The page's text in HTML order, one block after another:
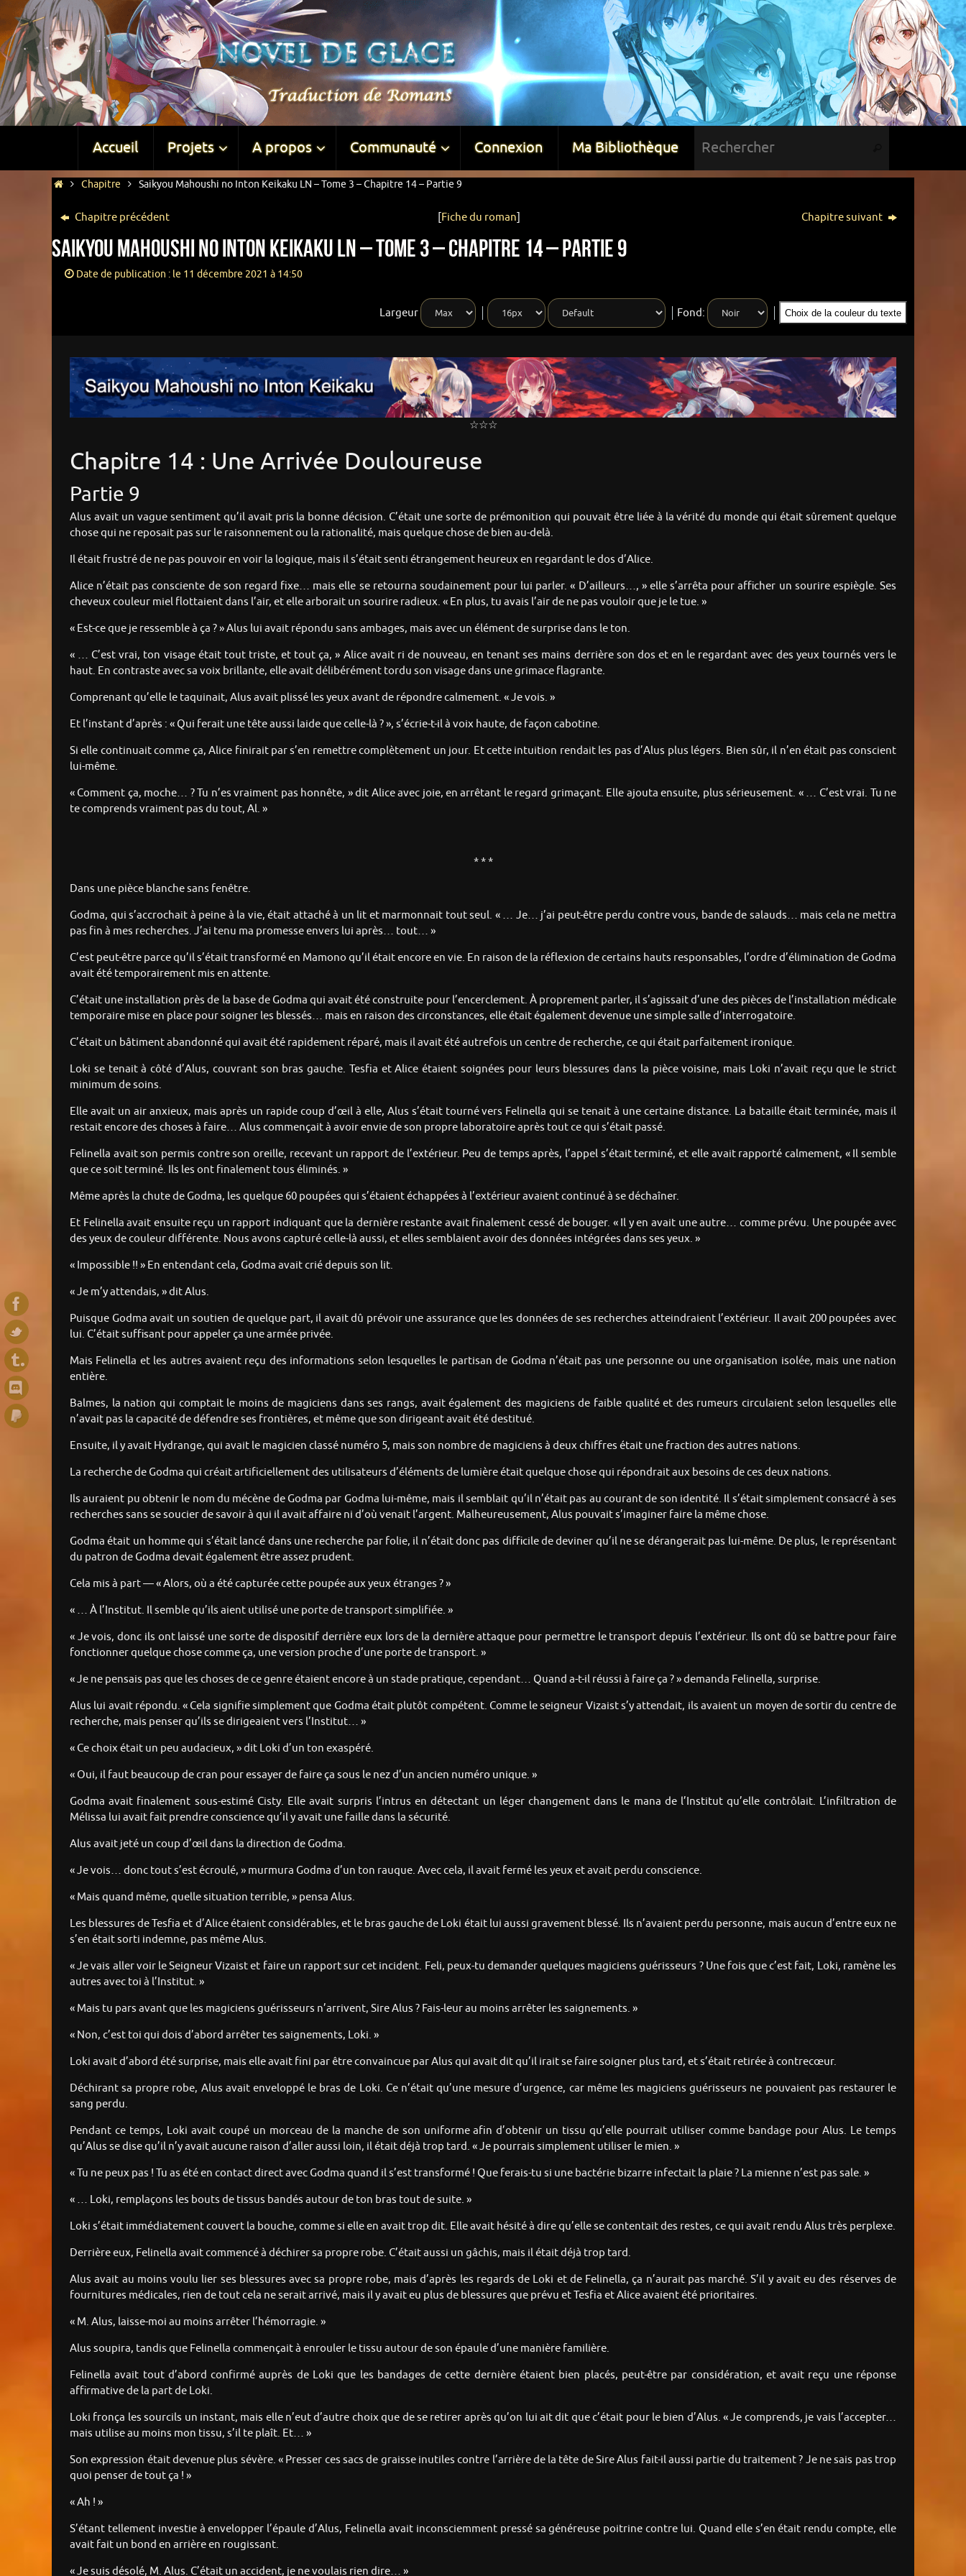
Accueil Projets A propos Communauté Connexion Ma Bibliothèque
Chapitre Saikyou Mahoushi no Inton Keikaku LN – Tome 3 – Chapitre 14 – Partie 9
Chapitre précédent [Fiche du roman] Chapitre suivant
Saikyou Mahoushi no Inton Keikaku LN – Tome 3 – Chapitre 14 – Partie 9
Date de publication : le 11 décembre 2021 à 14:50
Largeur Fond: Choix de la couleur du texte
☆☆☆
Chapitre 14 : Une Arrivée Douloureuse
Partie 9
Alus avait un vague sentiment qu’il avait pris la bonne décision. C’était une sorte de prémonition qui pouvait être liée à la vérité du monde qui était sûrement quelque
chose qui ne reposait pas sur le raisonnement ou la rationalité, mais quelque chose de bien au-delà.
Il était frustré de ne pas pouvoir en voir la logique, mais il s’était senti étrangement heureux en regardant le dos d’Alice.
Alice n’était pas consciente de son regard fixe… mais elle se retourna soudainement pour lui parler. « D’ailleurs…, » elle s’arrêta pour afficher un sourire espiègle. Ses
cheveux couleur miel flottaient dans l’air, et elle arborait un sourire radieux. « En plus, tu avais l’air de ne pas vouloir que je le tue. »
« Est-ce que je ressemble à ça ? » Alus lui avait répondu sans ambages, mais avec un élément de surprise dans le ton.
« … C’est vrai, ton visage était tout triste, et tout ça, » Alice avait ri de nouveau, en tenant ses mains derrière son dos et en le regardant avec des yeux tournés vers le
haut. En contraste avec sa voix brillante, elle avait délibérément tordu son visage dans une grimace flagrante.
Comprenant qu’elle le taquinait, Alus avait plissé les yeux avant de répondre calmement. « Je vois. »
Et l’instant d’après : « Qui ferait une tête aussi laide que celle-là ? », s’écrie-t-il à voix haute, de façon cabotine.
Si elle continuait comme ça, Alice finirait par s’en remettre complètement un jour. Et cette intuition rendait les pas d’Alus plus légers. Bien sûr, il n’en était pas conscient
lui-même.
« Comment ça, moche… ? Tu n’es vraiment pas honnête, » dit Alice avec joie, en arrêtant le regard grimaçant. Elle ajouta ensuite, plus sérieusement. « … C’est vrai. Tu ne
te comprends vraiment pas du tout, Al. »
* * *
Dans une pièce blanche sans fenêtre.
Godma, qui s’accrochait à peine à la vie, était attaché à un lit et marmonnait tout seul. « … Je… j’ai peut-être perdu contre vous, bande de salauds… mais cela ne mettra
pas fin à mes recherches. J’ai tenu ma promesse envers lui après… tout… »
C’est peut-être parce qu’il s’était transformé en Mamono qu’il était encore en vie. En raison de la réflexion de certains hauts responsables, l’ordre d’élimination de Godma
avait été temporairement mis en attente.
C’était une installation près de la base de Godma qui avait été construite pour l’encerclement. À proprement parler, il s’agissait d’une des pièces de l’installation médicale
temporaire mise en place pour soigner les blessés… mais en raison des circonstances, elle était également devenue une simple salle d’interrogatoire.
C’était un bâtiment abandonné qui avait été rapidement réparé, mais il avait été autrefois un centre de recherche, ce qui était parfaitement ironique.
Loki se tenait à côté d’Alus, couvrant son bras gauche. Tesfia et Alice étaient soignées pour leurs blessures dans la pièce voisine, mais Loki n’avait reçu que le strict
minimum de soins.
Elle avait un air anxieux, mais après un rapide coup d’œil à elle, Alus s’était tourné vers Felinella qui se tenait à une certaine distance. La bataille était terminée, mais il
restait encore des choses à faire… Alus commençait à avoir envie de son propre laboratoire après tout ce qui s’était passé.
Felinella avait son permis contre son oreille, recevant un rapport de l’extérieur. Peu de temps après, l’appel s’était terminé, et elle avait rapporté calmement, « Il semble
que ce soit terminé. Ils les ont finalement tous éliminés. »
Même après la chute de Godma, les quelque 60 poupées qui s’étaient échappées à l’extérieur avaient continué à se déchaîner.
Et Felinella avait ensuite reçu un rapport indiquant que la dernière restante avait finalement cessé de bouger. « Il y en avait une autre… comme prévu. Une poupée avec
des yeux de couleur différente. Nous avons capturé celle-là aussi, et elles semblaient avoir des données intégrées dans ses yeux. »
« Impossible !! » En entendant cela, Godma avait crié depuis son lit.
« Je m’y attendais, » dit Alus.
Puisque Godma avait un soutien de quelque part, il avait dû prévoir une assurance que les données de ses recherches atteindraient l’extérieur. Il avait 200 poupées avec
lui. C’était suffisant pour appeler ça une armée privée.
Mais Felinella et les autres avaient reçu des informations selon lesquelles le partisan de Godma n’était pas une personne ou une organisation isolée, mais une nation
entière.
Balmes, la nation qui comptait le moins de magiciens dans ses rangs, avait également des magiciens de faible qualité et des rumeurs circulaient selon lesquelles elle
n’avait pas la capacité de défendre ses frontières, et même que son dirigeant avait été destitué.
Ensuite, il y avait Hydrange, qui avait le magicien classé numéro 5, mais son nombre de magiciens à deux chiffres était une fraction des autres nations.
La recherche de Godma qui créait artificiellement des utilisateurs d’éléments de lumière était quelque chose qui répondrait aux besoins de ces deux nations.
Ils auraient pu obtenir le nom du mécène de Godma par Godma lui-même, mais il semblait qu’il n’était pas au courant de son identité. Il s’était simplement consacré à ses
recherches sans se soucier de savoir à qui il avait affaire ni d’où venait l’argent. Malheureusement, Alus pouvait s’imaginer faire la même chose.
Godma était un homme qui s’était lancé dans une recherche par folie, il n’était donc pas difficile de deviner qu’il ne se dérangerait pas lui-même. De plus, le représentant
du patron de Godma devait également être assez prudent.
Cela mis à part — « Alors, où a été capturée cette poupée aux yeux étranges ? »
« … À l’Institut. Il semble qu’ils aient utilisé une porte de transport simplifiée. »
« Je vois, donc ils ont laissé une sorte de dispositif derrière eux lors de la dernière attaque pour permettre le transport depuis l’extérieur. Ils ont dû se battre pour faire
fonctionner quelque chose comme ça, une version proche d’une porte de transport. »
« Je ne pensais pas que les choses de ce genre étaient encore à un stade pratique, cependant… Quand a-t-il réussi à faire ça ? » demanda Felinella, surprise.
Alus lui avait répondu. « Cela signifie simplement que Godma était plutôt compétent. Comme le seigneur Vizaist s’y attendait, ils avaient un moyen de sortir du centre de
recherche, mais penser qu’ils se dirigeaient vers l’Institut… »
« Ce choix était un peu audacieux, » dit Loki d’un ton exaspéré.
« Oui, il faut beaucoup de cran pour essayer de faire ça sous le nez d’un ancien numéro unique. »
Godma avait finalement sous-estimé Cisty. Elle avait surpris l’intrus en détectant un léger changement dans le mana de l’Institut qu’elle contrôlait. L’infiltration de
Mélissa lui avait fait prendre conscience qu’il y avait une faille dans la sécurité.
Alus avait jeté un coup d’œil dans la direction de Godma.
« Je vois… donc tout s’est écroulé, » murmura Godma d’un ton rauque. Avec cela, il avait fermé les yeux et avait perdu conscience.
« Mais quand même, quelle situation terrible, » pensa Alus.
Les blessures de Tesfia et d’Alice étaient considérables, et le bras gauche de Loki était lui aussi gravement blessé. Ils n’avaient perdu personne, mais aucun d’entre eux ne
s’en était sorti indemne, pas même Alus.
« Je vais aller voir le Seigneur Vizaist et faire un rapport sur cet incident. Feli, peux-tu demander quelques magiciens guérisseurs ? Une fois que c’est fait, Loki, ramène les
autres avec toi à l’Institut. »
« Mais tu pars avant que les magiciens guérisseurs n’arrivent, Sire Alus ? Fais-leur au moins arrêter les saignements. »
« Non, c’est toi qui dois d’abord arrêter tes saignements, Loki. »
Loki avait d’abord été surprise, mais elle avait fini par être convaincue par Alus qui avait dit qu’il irait se faire soigner plus tard, et s’était retirée à contrecœur.
Déchirant sa propre robe, Alus avait enveloppé le bras de Loki. Ce n’était qu’une mesure d’urgence, car même les magiciens guérisseurs ne pouvaient pas restaurer le
sang perdu.
Pendant ce temps, Loki avait coupé un morceau de la manche de son uniforme afin d’obtenir un tissu qu’elle pourrait utiliser comme bandage pour Alus. Le temps
qu’Alus se dise qu’il n’y avait aucune raison d’aller aussi loin, il était déjà trop tard. « Je pourrais simplement utiliser le mien. »
« Tu ne peux pas ! Tu as été en contact direct avec Godma quand il s’est transformé ! Que ferais-tu si une bactérie bizarre infectait la plaie ? La mienne n’est pas sale. »
« … Loki, remplaçons les bouts de tissus bandés autour de ton bras tout de suite. »
Loki s’était immédiatement couvert la bouche, comme si elle en avait trop dit. Elle avait hésité à dire qu’elle se contentait des restes, ce qui avait rendu Alus très perplexe.
Derrière eux, Felinella avait commencé à déchirer sa propre robe. C’était aussi un gâchis, mais il était déjà trop tard.
Alus avait au moins voulu lier ses blessures avec sa propre robe, mais d’après les regards de Loki et de Felinella, ça n’aurait pas marché. S’il y avait eu des réserves de
fournitures médicales, rien de tout cela ne serait arrivé, mais il y avait eu plus de blessures que prévu et Tesfia et Alice avaient été prioritaires.
« M. Alus, laisse-moi au moins arrêter l’hémorragie. »
Alus soupira, tandis que Felinella commençait à enrouler le tissu autour de son épaule d’une manière familière.
Felinella avait tout d’abord confirmé auprès de Loki que les bandages de cette dernière étaient bien placés, peut-être par considération, et avait reçu une réponse
affirmative de la part de Loki.
Loki fronça les sourcils un instant, mais elle n’eut d’autre choix que de se retirer après qu’on lui ait dit que c’était pour le bien d’Alus. « Je comprends, je vais l’accepter…
mais utilise au moins mon tissu, s’il te plaît. Et… »
Son expression était devenue plus sévère. « Presser ces sacs de graisse inutiles contre l’arrière de la tête de Sire Alus fait-il aussi partie du traitement ? Je ne sais pas trop
quoi penser de tout ça ! »
« Ah ! »
S’étant tellement investie à envelopper l’épaule d’Alus, Felinella avait inconsciemment pressé sa généreuse poitrine contre lui. Quand elle s’en était rendu compte, elle
avait fait un bond en arrière en rougissant.
« Je suis désolé, M. Alus. C’était un accident, je ne voulais rien dire… »